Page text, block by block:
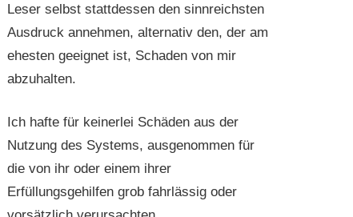
Leser selbst stattdessen den sinnreichsten
Ausdruck annehmen, alternativ den, der am
ehesten geeignet ist, Schaden von mir
abzuhalten.
Ich hafte für keinerlei Schäden aus der
Nutzung des Systems, ausgenommen für
die von ihr oder einem ihrer
Erfüllungsgehilfen grob fahrlässig oder